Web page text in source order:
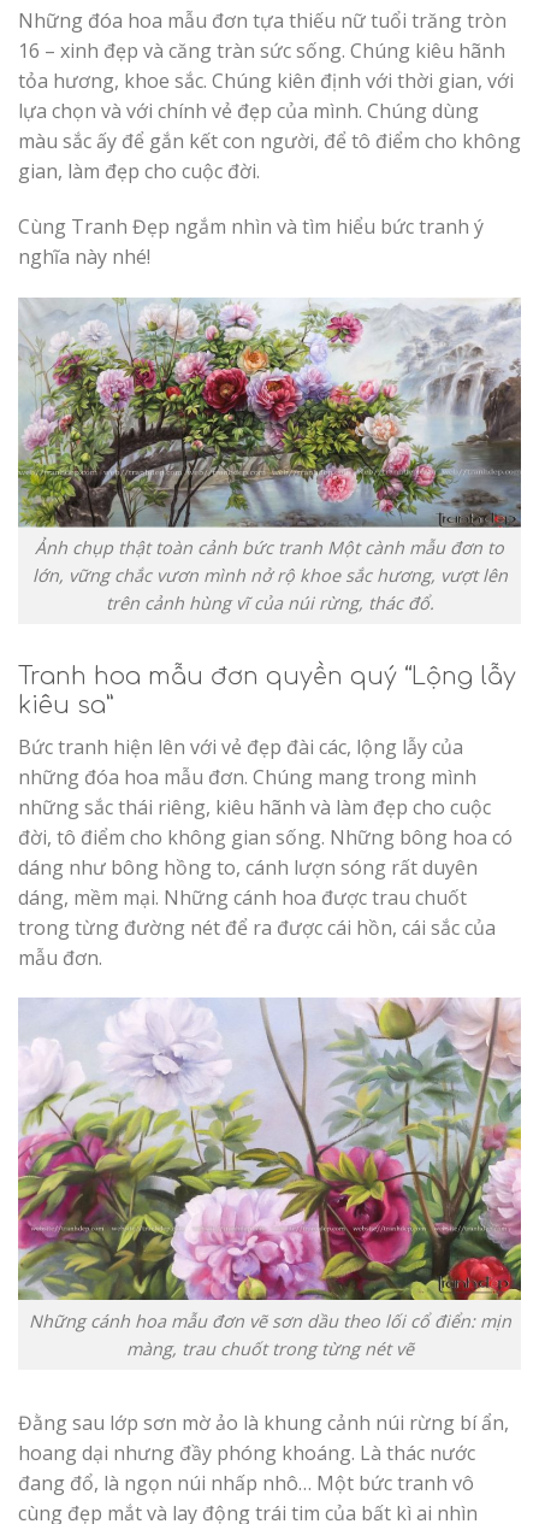
Những đóa hoa mẫu đơn tựa thiếu nữ tuổi trăng tròn
16 – xinh đẹp và căng tràn sức sống. Chúng kiêu hãnh
tỏa hương, khoe sắc. Chúng kiên định với thời gian, với
lựa chọn và với chính vẻ đẹp của mình. Chúng dùng
màu sắc ấy để gắn kết con người, để tô điểm cho không
gian, làm đẹp cho cuộc đời.
Cùng Tranh Đẹp ngắm nhìn và tìm hiểu bức tranh ý
nghĩa này nhé!
Ảnh chụp thật toàn cảnh bức tranh Một cành mẫu đơn to
lớn, vững chắc vươn mình nở rộ khoe sắc hương, vượt lên
trên cảnh hùng vĩ của núi rừng, thác đổ.
Tranh hoa mẫu đơn quyền quý “Lộng lẫy
kiêu sa”
Bức tranh hiện lên với vẻ đẹp đài các, lộng lẫy của
những đóa hoa mẫu đơn. Chúng mang trong mình
những sắc thái riêng, kiêu hãnh và làm đẹp cho cuộc
đời, tô điểm cho không gian sống. Những bông hoa có
dáng như bông hồng to, cánh lượn sóng rất duyên
dáng, mềm mại. Những cánh hoa được trau chuốt
trong từng đường nét để ra được cái hồn, cái sắc của
mẫu đơn.
Những cánh hoa mẫu đơn vẽ sơn dầu theo lối cổ điển: mịn
màng, trau chuốt trong từng nét vẽ
Đằng sau lớp sơn mờ ảo là khung cảnh núi rừng bí ẩn,
hoang dại nhưng đầy phóng khoáng. Là thác nước
đang đổ, là ngọn núi nhấp nhô… Một bức tranh vô
cùng đẹp mắt và lay động trái tim của bất kì ai nhìn